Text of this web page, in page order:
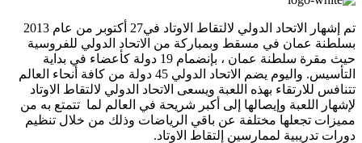
تم إشهار الاتحاد الدولي لالتقاط الاوتاد في27 أكتوبر من عام 2013
بسلطنة عمان في مسقط وبمباركة من الاتحاد الدولي للفروسية
حيث مقرة سلطنة عمان ، بإنضمام 19 دولة كأعضاء في بداية
التأسيس. واليوم يضم الاتحاد الدولي 45 دولة من كافة أنحاء العالم
تتنافس للارتقاء بهذه اللعبة ويسعى الاتحاد الدولي لالتقاط الاوتاد
لإشهار اللعبة وإيصالها إلى أكبر شريحة في العالم لما تتمتع به من
مميزات تجعلها مختلفة عن باقي الرياضات وذلك من خلال تنظيم
دورات تدريبية لممارسين إلتقاط الاوتاد.